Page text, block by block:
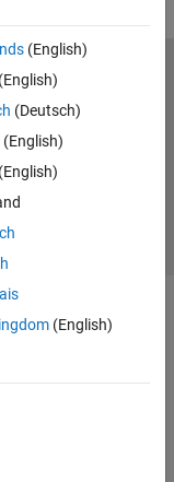
(English)
(Deutsch)
(English)
(English)
(English)
privacy